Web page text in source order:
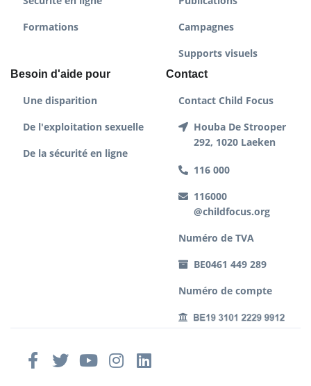
Formations
Campagnes
Supports visuels
Besoin d'aide pour
Une disparition
De l'exploitation sexuelle
De la sécurité en ligne
Contact
Contact Child Focus
Houba De Strooper
292, 1020 Laeken
116 000
116000
@childfocus.org
Numéro de TVA
BE0461 449 289
Numéro de compte